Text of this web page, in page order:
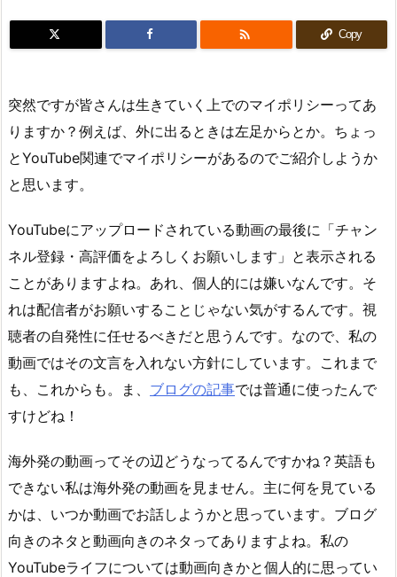
 Copy
突然ですが皆さんは生きていく上でのマイポリシーってあ
りますか？例えば、外に出るときは左足からとか。ちょっ
とYouTube関連でマイポリシーがあるのでご紹介しようか
と思います。
YouTubeにアップロードされている動画の最後に「チャン
ネル登録・高評価をよろしくお願いします」と表示される
ことがありますよね。あれ、個人的には嫌いなんです。そ
れは配信者がお願いすることじゃない気がするんです。視
聴者の自発性に任せるべきだと思うんです。なので、私の
動画ではその文言を入れない方針にしています。これまで
も、これからも。ま、 ブログの記事では普通に使ったんで
すけどね！
海外発の動画ってその辺どうなってるんですかね？英語も
できない私は海外発の動画を見ません。主に何を見ている
かは、いつか動画でお話しようかと思っています。ブログ
向きのネタと動画向きのネタってありますよね。私の
YouTubeライフについては動画向きかと個人的に思ってい